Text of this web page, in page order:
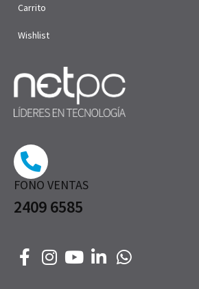
FONO VENTAS
2409 6585
Carrito
Wishlist